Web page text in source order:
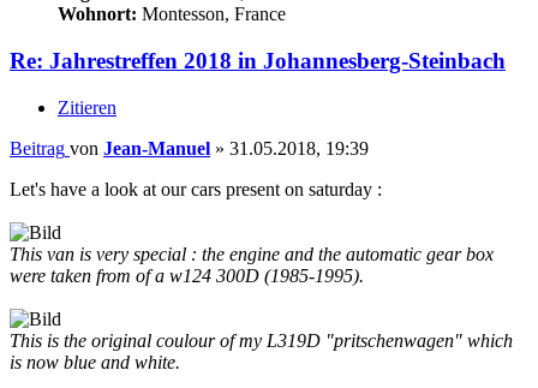
Wohnort: Montesson, France
Re: Jahrestreffen 2018 in Johannesberg-Steinbach
Zitieren
Beitrag von Jean-Manuel » 31.05.2018, 19:39
Let's have a look at our cars present on saturday :
This van is very special : the engine and the automatic gear box
were taken from of a w124 300D (1985-1995).
This is the original coulour of my L319D "pritschenwagen" which
is now blue and white.